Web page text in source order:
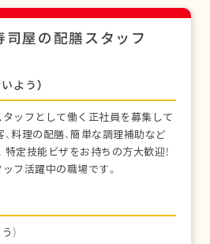
司屋の配膳スタッフ
よう）
タッフとして働く正社員を募集して
料理の配膳、簡単な調理補助など
定技能ビザをお持ちの方大歓迎！
フ活躍中の職場です。
）